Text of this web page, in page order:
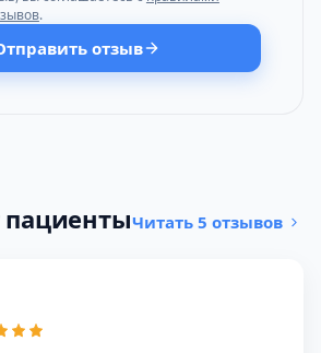
.
отзыв
пациентыЧитать 5 отзывов